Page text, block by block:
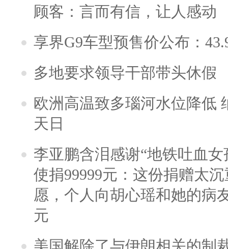
顾客：言而有信，让人感动
享界G9车型预售价公布：
多地要求领导干部带头休假
欧洲高温致多瑙河水位降低
天日
李亚鹏含泪感谢“地铁吐血
使捐99999元：这份捐赠太
愿，个人向胡心瑶和她的病
元